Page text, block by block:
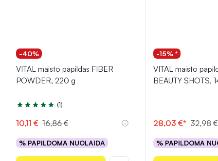
-40%
VITAL maisto papildas FIBER
POWDER, 220 g
Įvertinimas 5.0 iš 5
(1)
10,11 € 16,86 €
% PAPILDOMA NUOLAIDA
-15% *
VITAL maisto
BEAUTY SHOTS,
28,03 €* 32,98 €
% PAPILDOMA